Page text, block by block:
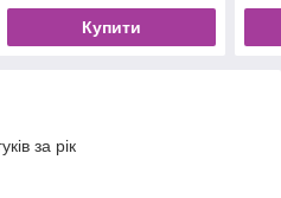
Купити
за рік